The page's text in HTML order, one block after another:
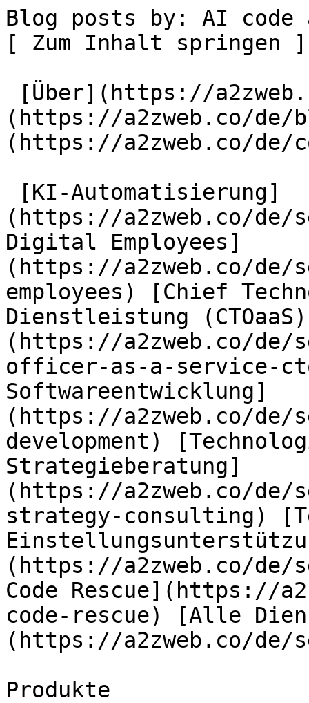
Blog posts by: AI code
[ Zum Inhalt springen
(https://a2zweb.co/
(https://a2zweb.co/de/
(https://a2zweb.co/
Digital Employees]
(https://a2zweb.co/
employees) [Chief
Dienstleistung
(https://a2zweb.co/de/
officer-as-a-service-
Softwareentwicklung]
(https://a2zweb.co/de/
development)
Strategieberatung]
(https://a2zweb.co/
strategy-consulting)
(https://a2zweb.co/
Code Rescue](https://
code-rescue) [Alle
(https://a2zweb.co/
Produkte